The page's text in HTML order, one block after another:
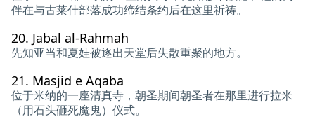
伴在与古莱什部落成功缔结条约后在这里祈祷。
20. Jabal al-Rahmah
先知亚当和夏娃被逐出天堂后失散重聚的地方。
21. Masjid e Aqaba
位于米纳的一座清真寺，朝圣期间朝圣者在那里进行拉米
（用石头砸死魔鬼）仪式。